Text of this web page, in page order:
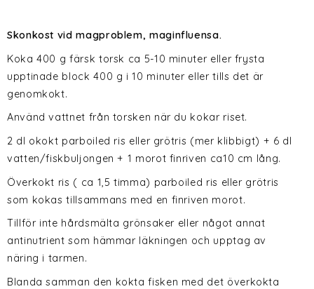
Skonkost vid magproblem, maginfluensa.
Koka 400 g färsk torsk ca 5-10 minuter eller frysta
upptinade block 400 g i 10 minuter eller tills det är
genomkokt.
Använd vattnet från torsken när du kokar riset.
2 dl okokt parboiled ris eller grötris (mer klibbigt) + 6 dl
vatten/fiskbuljongen + 1 morot finriven ca10 cm lång.
Överkokt ris ( ca 1,5 timma) parboiled ris eller grötris
som kokas tillsammans med en finriven morot.
Tillför inte hårdsmälta grönsaker eller något annat
antinutrient som hämmar läkningen och upptag av
näring i tarmen.
Blanda samman den kokta fisken med det överkokta